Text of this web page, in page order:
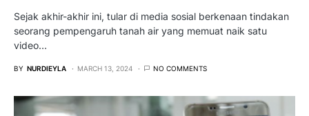
Sejak akhir-akhir ini, tular di media sosial berkenaan tindakan
seorang pempengaruh tanah air yang memuat naik satu
video…
BY NURDIEYLA MARCH 13, 2024 NO COMMENTS